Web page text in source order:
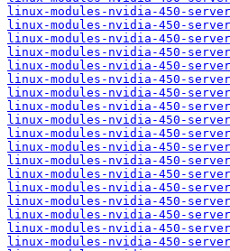
linux-modules-nvidia-450-
linux-modules-nvidia-450-
linux-modules-nvidia-450-
linux-modules-nvidia-450-
linux-modules-nvidia-450-
linux-modules-nvidia-450-
linux-modules-nvidia-450-
linux-modules-nvidia-450-
linux-modules-nvidia-450-
linux-modules-nvidia-450-
linux-modules-nvidia-450-
linux-modules-nvidia-450-
linux-modules-nvidia-450-
linux-modules-nvidia-450-
linux-modules-nvidia-450-
linux-modules-nvidia-450-
linux-modules-nvidia-450-
linux-modules-nvidia-450-